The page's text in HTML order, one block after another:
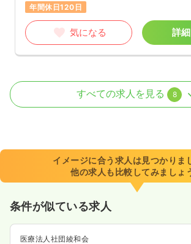
年間休日120日
気になる 詳
病棟
8:30～17:30（休憩60分）
年間休日120日
月給32万円以上可
気になる
すべての求人を見る 8
イメージに合う求人は見つかりま
他の求人も比較してみましょ
条件が似ている求人
医療法人社団綾和会